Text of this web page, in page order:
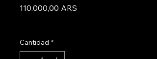
110.000,00 ARS
Cantidad *